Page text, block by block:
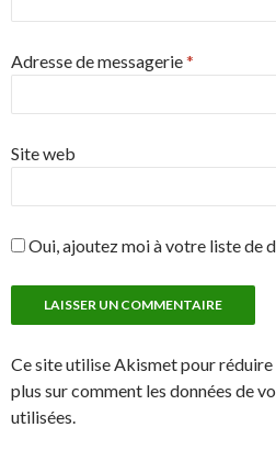
Adresse de messagerie*
Site web
Oui, ajoutez moi à votre liste de
Ce site utilise Akismet pour réduire
plus sur comment les données de
utilisées.